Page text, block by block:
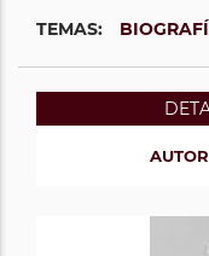
TEMAS:
AUTOR